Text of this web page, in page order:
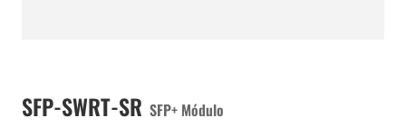
SFP-SWRT-SR SFP+ Módulo